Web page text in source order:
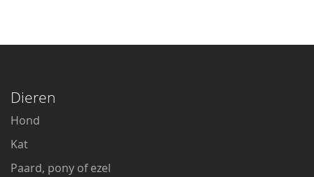
Dieren
Hond
Kat
Paard, pony of ezel